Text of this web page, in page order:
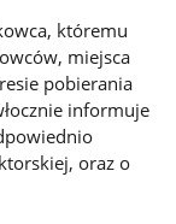
któremu
miejsca
pobierania
informuje
oraz o